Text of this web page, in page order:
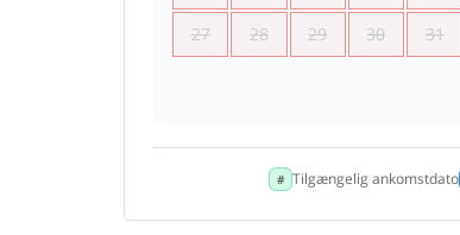
27 28 29 30 31
Tilgængelig ankomstdato